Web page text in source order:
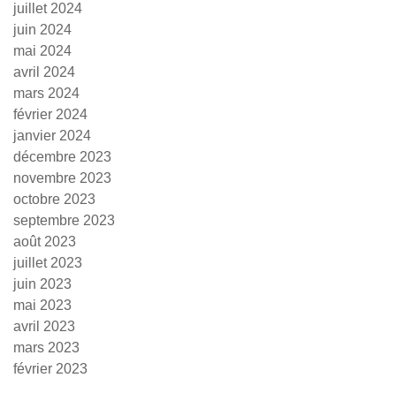
juillet 2024
juin 2024
mai 2024
avril 2024
mars 2024
février 2024
janvier 2024
décembre 2023
novembre 2023
octobre 2023
septembre 2023
août 2023
juillet 2023
juin 2023
mai 2023
avril 2023
mars 2023
février 2023